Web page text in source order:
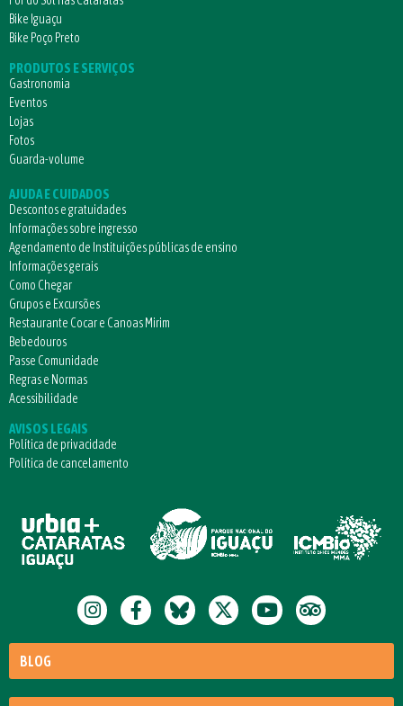
Bike Iguaçu
Bike Poço Preto
PRODUTOS E SERVIÇOS
Gastronomia
Eventos
Lojas
Fotos
Guarda-volume
AJUDA E CUIDADOS
Descontos e gratuidades
Informações sobre ingresso
Agendamento de Instituições públicas de ensino
Informações gerais
Como Chegar
Grupos e Excursões
Restaurante Cocar e Canoas Mirim
Bebedouros
Passe Comunidade
Regras e Normas
Acessibilidade
AVISOS LEGAIS
Política de privacidade
Política de cancelamento
BLOG